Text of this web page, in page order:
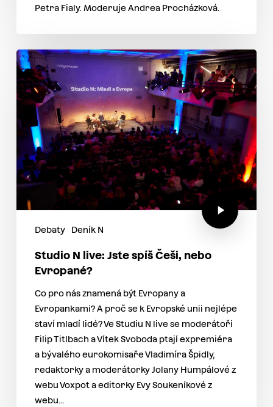
Petra Fialy. Moderuje Andrea Procházková.
Debaty Deník N
Studio N live: Jste spíš Češi, nebo
Evropané?
Co pro nás znamená být Evropany a
Evropankami? A proč se k Evropské unii nejlépe
staví mladí lidé? Ve Studiu N live se moderátoři
Filip Titlbach a Vítek Svoboda ptají expremiéra
a bývalého eurokomisaře Vladimíra Špidly,
redaktorky a moderátorky Jolany Humpálové z
webu Voxpot a editorky Evy Soukeníkové z
webu…